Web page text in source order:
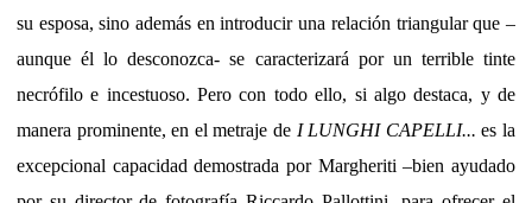
su esposa, sino además en introducir una relación triangular que –
aunque él lo desconozca- se caracterizará por un terrible tinte
necrófilo e incestuoso. Pero con todo ello, si algo destaca, y de
manera prominente, en el metraje de I LUNGHI CAPELLI... es la
excepcional capacidad demostrada por Margheriti –bien ayudado